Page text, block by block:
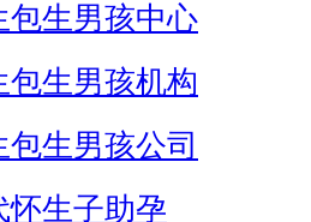
包生男孩中心
包生男孩机构
生男孩公司
怀生子助孕